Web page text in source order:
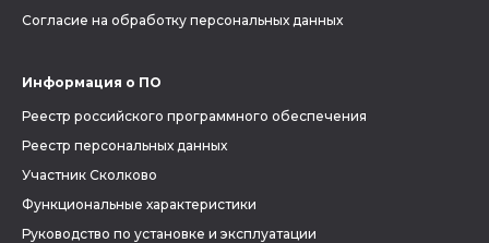
Согласие на обработку персональных данных
Информация о ПО
Реестр российского программного обеспечения
Реестр персональных данных
Участник Сколково
Функциональные характеристики
Руководство по установке и эксплуатации